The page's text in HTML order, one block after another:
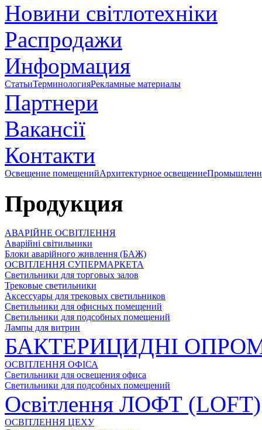
Новини світлотехніки
Распродажи
Информация
СтатьиТерминологияРекламные материалы
Партнери
Вакансії
Контакти
Освещение помещенийАрхитектурное освещение
Продукция
АВАРІЙНЕ ОСВІТЛЕННЯ
Аварійні світильники
Блоки аварійного живлення (БАЖ)
ОСВІТЛЕННЯ СУПЕРМАРКЕТА
Светильники для торговых залов
Трековые светильники
Аксессуары для трековых светильников
Светильники для офисных помещений
Светильники для подсобных помещений
Лампы для витрин
БАКТЕРИЦИДНІ
ОСВІТЛЕННЯ ОФІСА
Светильники для освещения офиса
Светильники для подсобных помещений
Освітлення ЛОФТ (LOFT)
ОСВІТЛЕННЯ ЦЕХУ